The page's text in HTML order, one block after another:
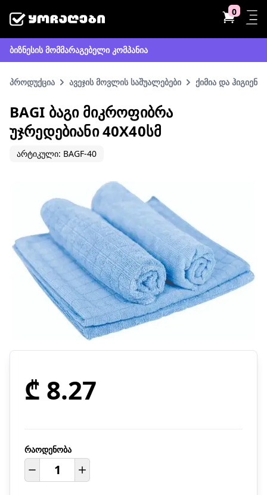
0
ბიზნესის მომმარაგებელი კომპანია
პროდუქცია ავეჯის მოვლის საშუალებები ქიმია და ჰიგიენა
BAGI ᲑᲐᲒᲘ ᲛᲘᲙᲠᲝᲤᲘᲑᲠᲐ
ᲣᲯᲠᲔᲓᲔᲑᲘᲐᲜᲘ 40X40ᲡᲛ
არტიკული: BAGF-40
₾ 8.27
რაოდენობა